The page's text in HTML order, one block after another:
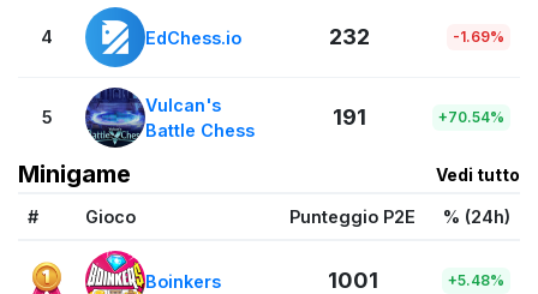
4 EdChess.io 232 -1.69%
5
Vulcan's
Battle Chess
191 +70.54%
Minigame Vedi tutto
# Gioco Punteggio P2E % (24h)
Boinkers 1001 +5.48%